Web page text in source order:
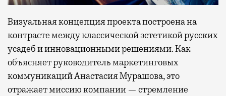
Визуальная концепция проекта построена на
контрасте между классической эстетикой русских
усадеб и инновационными решениями. Как
объясняет руководитель маркетинговых
коммуникаций Анастасия Мурашова, это
отражает миссию компании — стремление